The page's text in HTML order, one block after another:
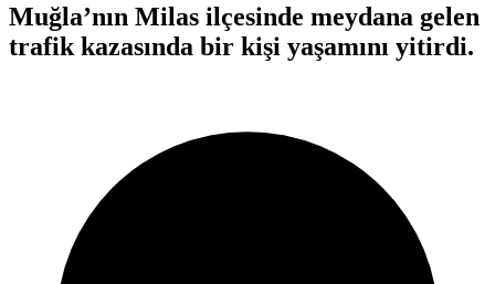
Muğla’nın Milas ilçesinde meydana gelen
trafik kazasında bir kişi yaşamını yitirdi.